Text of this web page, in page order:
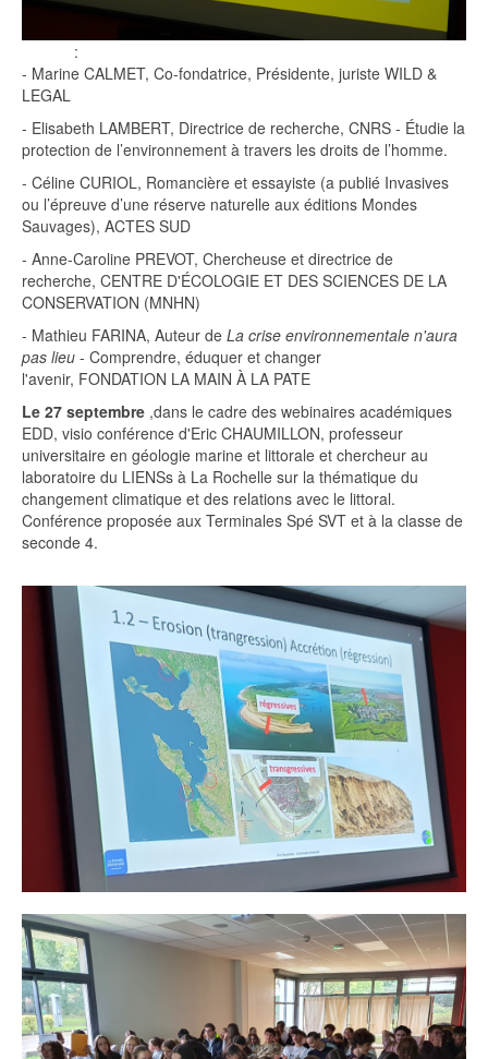
:
- Marine CALMET, Co-fondatrice, Présidente, juriste WILD &
LEGAL
- Elisabeth LAMBERT, Directrice de recherche, CNRS - Étudie la
protection de l’environnement à travers les droits de l’homme.
- Céline CURIOL, Romancière et essayiste (a publié Invasives
ou l’épreuve d’une réserve naturelle aux éditions Mondes
Sauvages), ACTES SUD
- Anne-Caroline PREVOT, Chercheuse et directrice de
recherche, CENTRE D'ÉCOLOGIE ET DES SCIENCES DE LA
CONSERVATION (MNHN)
- Mathieu FARINA, Auteur de La crise environnementale n'aura
pas lieu - Comprendre, éduquer et changer
l'avenir, FONDATION LA MAIN À LA PATE
Le 27 septembre ,dans le cadre des webinaires académiques
EDD, visio conférence d'Eric CHAUMILLON, professeur
universitaire en géologie marine et littorale et chercheur au
laboratoire du LIENSs à La Rochelle sur la thématique du
changement climatique et des relations avec le littoral.
Conférence proposée aux Terminales Spé SVT et à la classe de
seconde 4.